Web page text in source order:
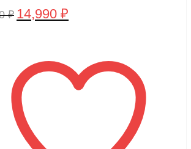
₽ Первоначальная
17,900 ₽.
14,990 ₽